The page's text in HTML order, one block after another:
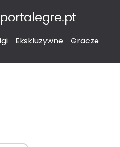
Ekskluzywne Gracze